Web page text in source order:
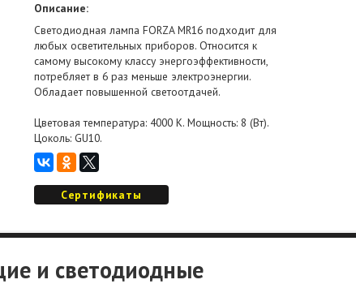
Описание:
Светодиодная лампа FORZA MR16 подходит для
любых осветительных приборов. Относится к
самому высокому классу энергоэффективности,
потребляет в 6 раз меньше электроэнергии.
Обладает повышенной светоотдачей.
Цветовая температура: 4000 К. Мощность: 8 (Вт).
Цоколь: GU10.
Сертификаты
и светодиодные